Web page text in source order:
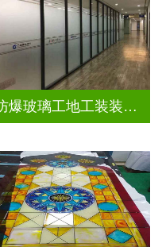
防爆玻璃工地工装装饰玻璃